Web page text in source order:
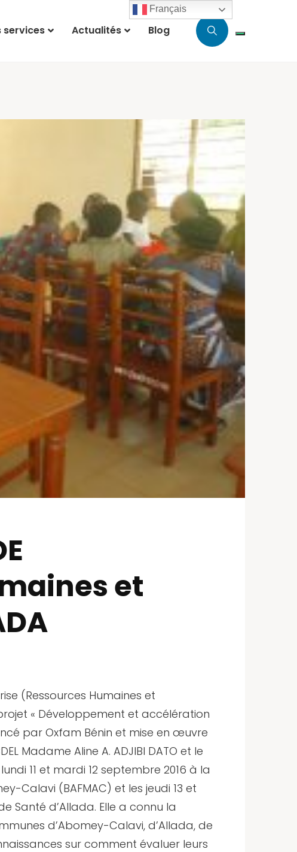
services Actualités Blog
et
(Ressources Humaines et
« Développement et accélération
par Oxfam Bénin et mise en œuvre
Madame Aline A. ADJIBI DATO et le
11 et mardi 12 septembre 2016 à la
Calavi (BAFMAC) et les jeudi 13 et
Santé d’Allada. Elle a connu la
d’Abomey-Calavi, d’Allada, de
sur comment évaluer leurs
Français